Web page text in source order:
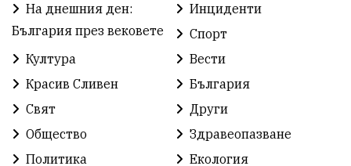
РадостинВасилев ЛекаАтлетика МЕЧ
ХристоИлиев БългарскоЗемеделие
КироБрейка БългарскиСпорт София
земеделие
ИсторияНаБългария Иновации САЩ
На днешния ден:
България през вековете
Инциденти
Спорт
Култура
Вести
Красив Сливен
България
Свят
Други
Общество
Здравеопазване
Политика
Екология